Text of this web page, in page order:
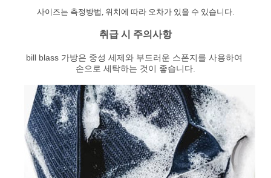
사이즈는 측정방법, 위치에 따라 오차가 있을 수 있습니다.
취급 시 주의사항
bill blass 가방은 중성 세제와 부드러운 스폰지를 사용하여
손으로 세탁하는 것이 좋습니다.